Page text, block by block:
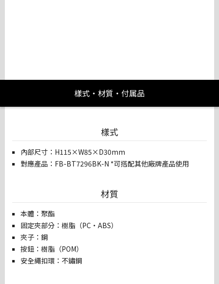
樣式・材質・付属品
樣式
內部尺寸：H115×W85×D30mm
對應產品：FB-BT7296BK-N *可搭配其他廠牌產品使用
材質
本體：聚酯
固定夾部分：樹脂（PC・ABS）
夾子：鋼
按鈕：樹脂（POM）
安全繩扣環：不鏽鋼